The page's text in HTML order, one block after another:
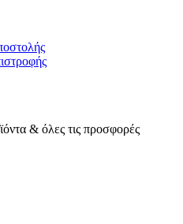
& όλες τις προσφορές